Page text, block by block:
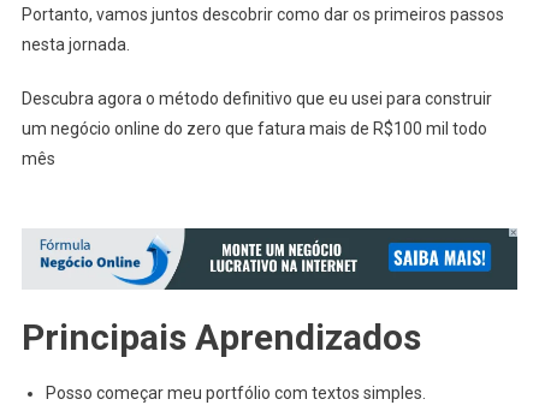
Portanto, vamos juntos descobrir como dar os primeiros passos
nesta jornada.
Descubra agora o método definitivo que eu usei para construir
um negócio online do zero que fatura mais de R$100 mil todo
mês
Principais Aprendizados
Posso começar meu portfólio com textos simples.